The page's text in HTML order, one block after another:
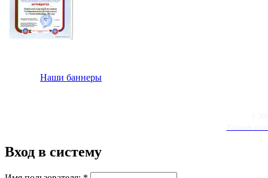
Наши баннеры
Вход в систему